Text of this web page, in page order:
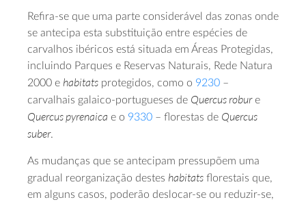
Refira-se que uma parte considerável das zonas onde
se antecipa esta substituição entre espécies de
carvalhos ibéricos está situada em Áreas Protegidas,
incluindo Parques e Reservas Naturais, Rede Natura
2000 e habitats protegidos, como o 9230 –
carvalhais galaico‑portugueses de Quercus robure
Quercus pyrenaica e o 9330 – florestas de Quercus
suber.
As mudanças que se antecipam pressupõem uma
gradual reorganização destes habitats florestais que,
em alguns casos, poderão deslocar-se ou reduzir-se,